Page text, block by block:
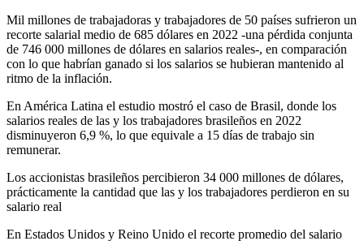
Mil millones de trabajadoras y trabajadores de 50 países sufrieron un
recorte salarial medio de 685 dólares en 2022 -una pérdida conjunta
de 746 000 millones de dólares en salarios reales-, en comparación
con lo que habrían ganado si los salarios se hubieran mantenido al
ritmo de la inflación.
En América Latina el estudio mostró el caso de Brasil, donde los
salarios reales de las y los trabajadores brasileños en 2022
disminuyeron 6,9 %, lo que equivale a 15 días de trabajo sin
remunerar.
Los accionistas brasileños percibieron 34 000 millones de dólares,
prácticamente la cantidad que las y los trabajadores perdieron en su
salario real
En Estados Unidos y Reino Unido el recorte promedio del salario